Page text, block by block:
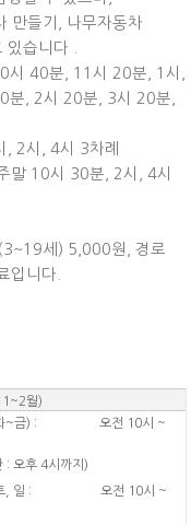
만들기, 나무자동차
습니다 .
시 40분, 11시 20분, 1시,
분, 2시 20분, 3시 20분,
, 2시, 4시 3차례
말 10시 30분, 2시, 4시
세) 5,000원, 경로
입니다.
월)
(화~금) : 오전 10시 ~
: 오후 4시까지)
토, 일 : 오전 10시 ~